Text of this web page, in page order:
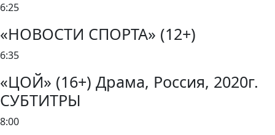
6:25
«НОВОСТИ СПОРТА» (12+)
6:35
«ЦОЙ» (16+) Драма, Россия, 2020г.
СУБТИТРЫ
8:00